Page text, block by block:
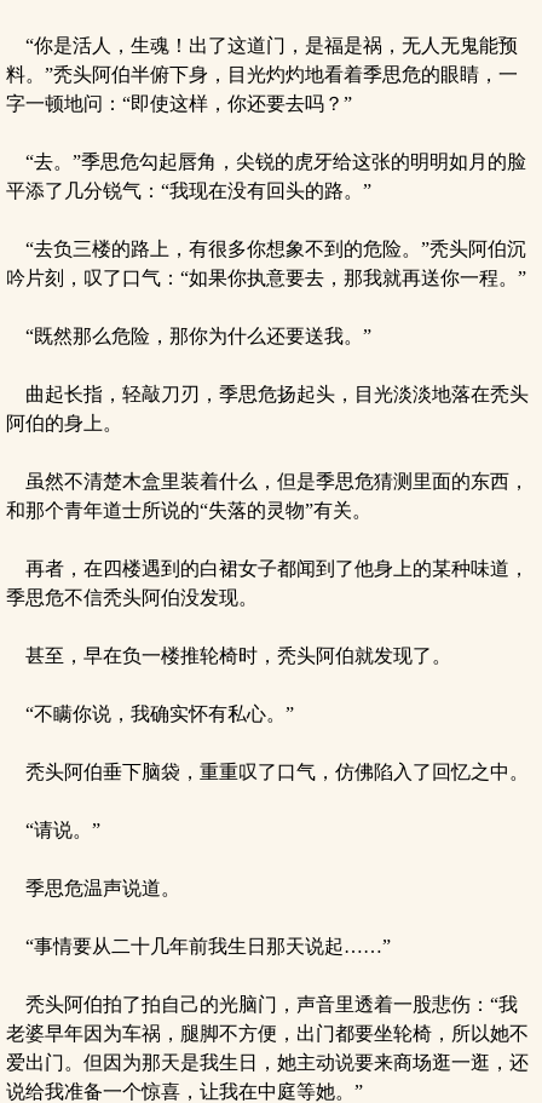
“你是活人，生魂！出了这道门，是福是祸，无人无鬼能预
料。”秃头阿伯半俯下身，目光灼灼地看着季思危的眼睛，一
字一顿地问：“即使这样，你还要去吗？”
“去。”季思危勾起唇角，尖锐的虎牙给这张的明明如月的脸
平添了几分锐气：“我现在没有回头的路。”
“去负三楼的路上，有很多你想象不到的危险。”秃头阿伯沉
吟片刻，叹了口气：“如果你执意要去，那我就再送你一程。”
“既然那么危险，那你为什么还要送我。”
曲起长指，轻敲刀刃，季思危扬起头，目光淡淡地落在秃头
阿伯的身上。
虽然不清楚木盒里装着什么，但是季思危猜测里面的东西，
和那个青年道士所说的“失落的灵物”有关。
再者，在四楼遇到的白裙女子都闻到了他身上的某种味道，
季思危不信秃头阿伯没发现。
甚至，早在负一楼推轮椅时，秃头阿伯就发现了。
“不瞒你说，我确实怀有私心。”
秃头阿伯垂下脑袋，重重叹了口气，仿佛陷入了回忆之中。
“请说。”
季思危温声说道。
“事情要从二十几年前我生日那天说起……”
秃头阿伯拍了拍自己的光脑门，声音里透着一股悲伤：“我
老婆早年因为车祸，腿脚不方便，出门都要坐轮椅，所以她不
爱出门。但因为那天是我生日，她主动说要来商场逛一逛，还
说给我准备一个惊喜，让我在中庭等她。”